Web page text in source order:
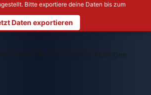
Bitte exportiere deine Daten bis zum
Daten exportieren
LEGO 10572 All-in-One-Box-